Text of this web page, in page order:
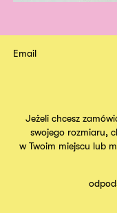
Email
Jeżeli chcesz
swojego rozmiaru,
w Twoim miejscu lub